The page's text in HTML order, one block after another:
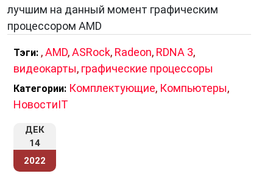
лучшим на данный момент графическим
процессором AMD
Тэги: ,AMD,ASRock, Radeon, RDNA 3,
видеокарты, графические процессоры
Категории: Комплектующие, Компьютеры,
НовостиIT
ДЕК
14
2022